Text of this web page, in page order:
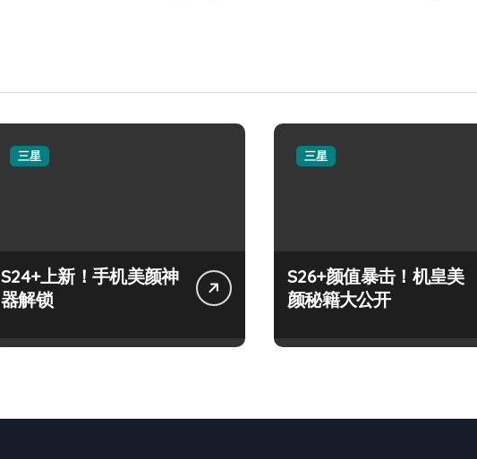
三星
S24+上新！手机美颜神
器解锁
三星
S26+颜值暴击！机皇美
颜秘籍大公开